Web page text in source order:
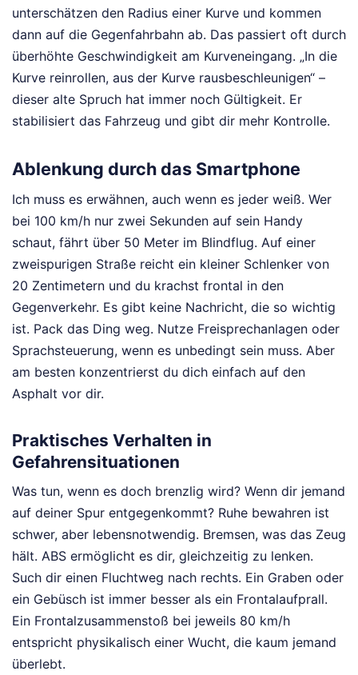
unterschätzen den Radius einer Kurve und kommen
dann auf die Gegenfahrbahn ab. Das passiert oft durch
überhöhte Geschwindigkeit am Kurveneingang. „In die
Kurve reinrollen, aus der Kurve rausbeschleunigen“ –
dieser alte Spruch hat immer noch Gültigkeit. Er
stabilisiert das Fahrzeug und gibt dir mehr Kontrolle.
Ablenkung durch das Smartphone
Ich muss es erwähnen, auch wenn es jeder weiß. Wer
bei 100 km/h nur zwei Sekunden auf sein Handy
schaut, fährt über 50 Meter im Blindflug. Auf einer
zweispurigen Straße reicht ein kleiner Schlenker von
20 Zentimetern und du krachst frontal in den
Gegenverkehr. Es gibt keine Nachricht, die so wichtig
ist. Pack das Ding weg. Nutze Freisprechanlagen oder
Sprachsteuerung, wenn es unbedingt sein muss. Aber
am besten konzentrierst du dich einfach auf den
Asphalt vor dir.
Praktisches Verhalten in
Gefahrensituationen
Was tun, wenn es doch brenzlig wird? Wenn dir jemand
auf deiner Spur entgegenkommt? Ruhe bewahren ist
schwer, aber lebensnotwendig. Bremsen, was das Zeug
hält. ABS ermöglicht es dir, gleichzeitig zu lenken.
Such dir einen Fluchtweg nach rechts. Ein Graben oder
ein Gebüsch ist immer besser als ein Frontalaufprall.
Ein Frontalzusammenstoß bei jeweils 80 km/h
entspricht physikalisch einer Wucht, die kaum jemand
überlebt.